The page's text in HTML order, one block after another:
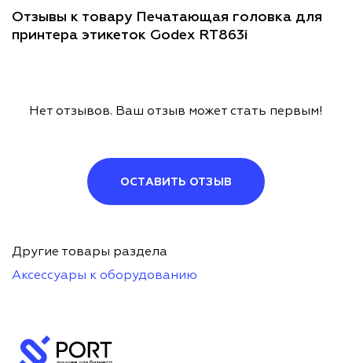
Отзывы к товару Печатающая головка для
принтера этикеток Godex RT863i
Нет отзывов. Ваш отзыв может стать первым!
ОСТАВИТЬ ОТЗЫВ
Другие товары раздела
Аксессуары к оборудованию